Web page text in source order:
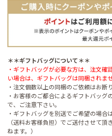
＊＊ギフトバッグについて＊＊
・ギフトバッグが必要な方は、注文
い場合は、ギフトバッグは同梱されませ
・注文個数以上の同梱のご依頼はお断
・お客様のご都合によるギフトバッグ
で、ご注意下さい。
・ギフトバッグを別送でご希望の場
（送料お客様負担）でご送付させて
ねます。）